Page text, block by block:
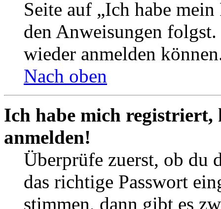
Seite auf „Ich habe
den Anweisungen
wieder anmelden
Nach oben
Ich habe mich
anmelden!
Überprüfe zuerst, ob du
das richtige Passwort
stimmen, dann gibt es